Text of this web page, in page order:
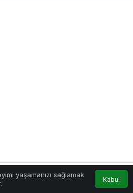
yaşamanızı sağlamak
Kabul